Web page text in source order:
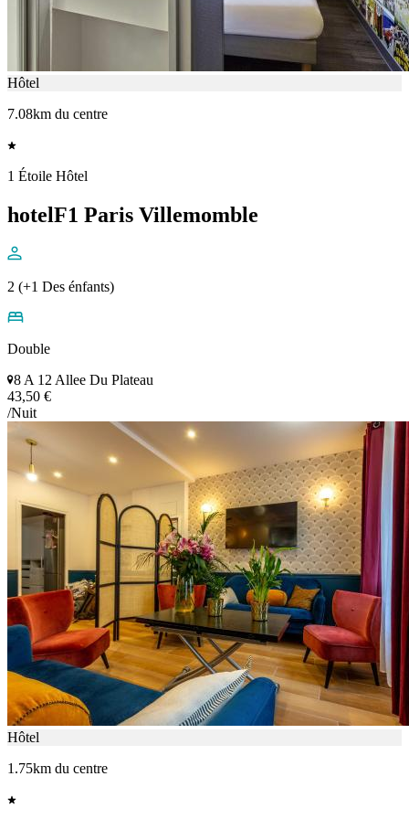
Hôtel
7.08km du centre
1 Étoile Hôtel
hotelF1 Paris Villemomble
2 (+1 Des énfants)
Double
8 A 12 Allee Du Plateau
43,50 €
/Nuit
Hôtel
1.75km du centre